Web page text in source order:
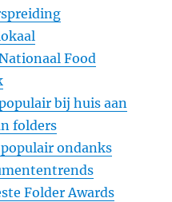
Food
bij huis aan
folders
ondanks
Folder Awards